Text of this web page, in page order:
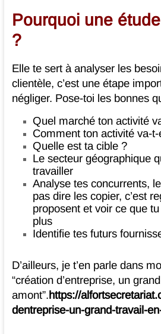
Pourquoi une
?
Elle te sert à analyser les
clientèle, c’est une étape
négliger. Pose-toi les bonnes
Quel marché ton activité
Comment ton activité va-
Quelle est ta cible ?
Le secteur géographique
travailler
Analyse tes concurrents,
pas dire les copier, c’est
proposent et voir ce que
plus
Identifie tes futurs
D’ailleurs, je t’en parle dans
“création d’entreprise, un
amont”.https://
dentreprise-un-grand-travail-